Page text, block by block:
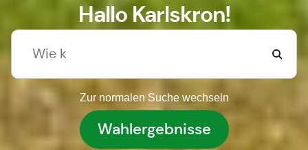
Hallo Karlskron!
Zur normalen Suche wechseln
Wahlergebnisse